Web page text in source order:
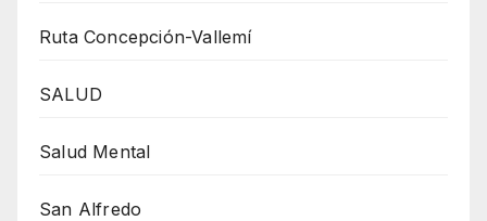
Ruta Concepción-Vallemí
SALUD
Salud Mental
San Alfredo